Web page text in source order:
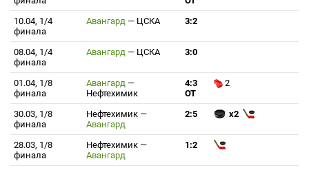
10.04, 1/4
финала
Авангард — ЦСКА 3:2
08.04, 1/4
финала
Авангард — ЦСКА 3:0
01.04, 1/8
финала
Авангард —
Нефтехимик
4:3
ОТ
2
30.03, 1/8
финала
Нефтехимик —
Авангард
2:5 x2
28.03, 1/8
финала
Нефтехимик —
Авангард
1:2